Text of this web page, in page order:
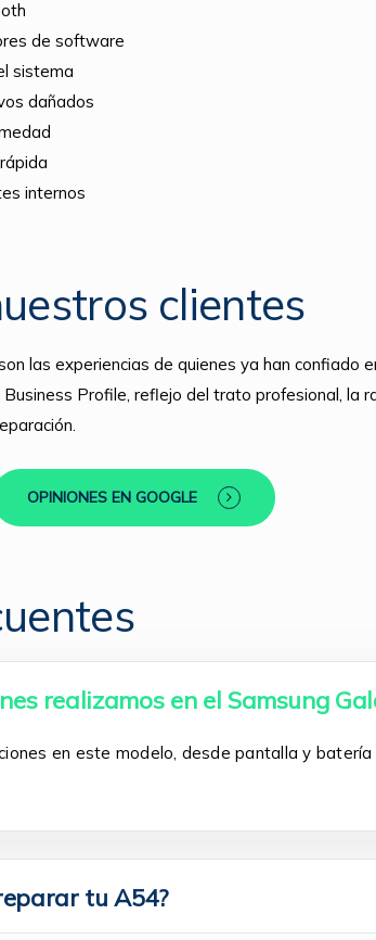
de software
sistema
dañados
internos
clientes
las experiencias de quienes ya han confiado
Business Profile, reflejo del trato profesional, la
OPINIONES EN GOOGLE
realizamos en el Samsung
en este modelo, desde pantalla y
tu A54?